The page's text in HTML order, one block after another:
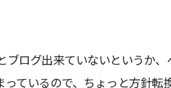
ログ出来ていないというか、
ているので、ちょっと方針転